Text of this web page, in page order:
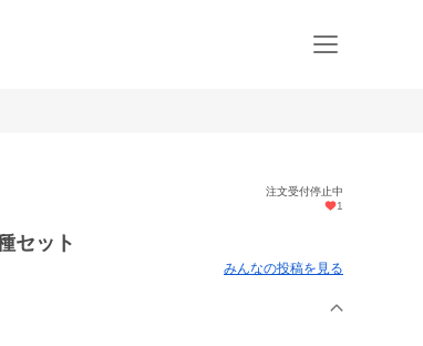
注文受付停止中
1
セット
みんなの投稿を見る